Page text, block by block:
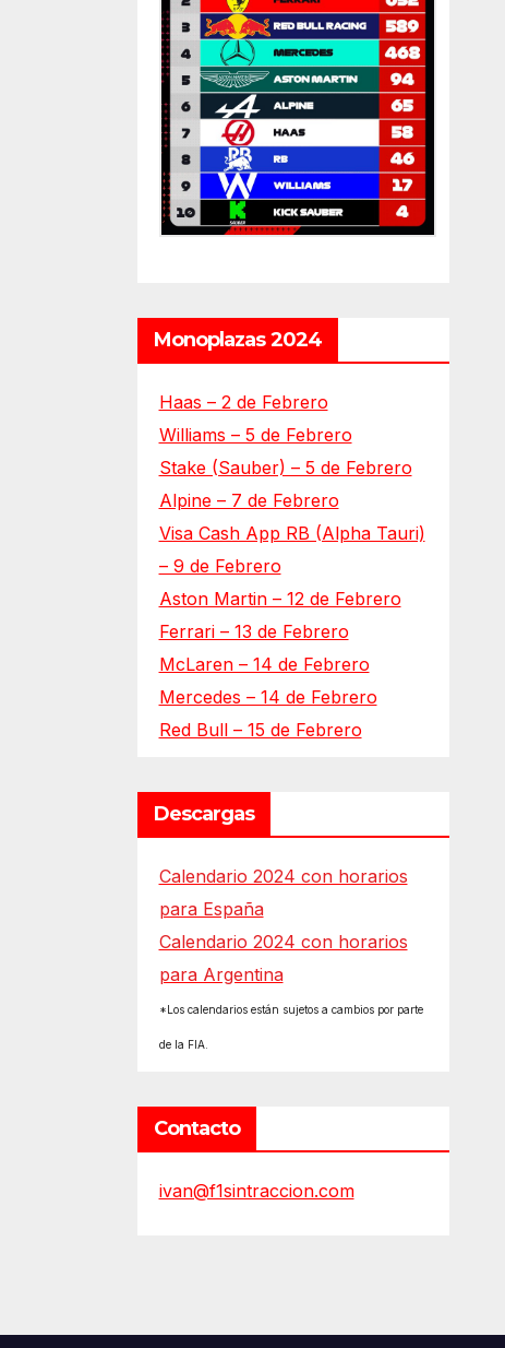
Monoplazas 2024
Haas – 2 de Febrero
Williams – 5 de Febrero
Stake (Sauber) – 5 de Febrero
Alpine – 7 de Febrero
Visa Cash App RB (Alpha Tauri)
– 9 de Febrero
Aston Martin – 12 de Febrero
Ferrari – 13 de Febrero
McLaren – 14 de Febrero
Mercedes – 14 de Febrero
Red Bull – 15 de Febrero
Descargas
Calendario 2024 con horarios
para España
Calendario 2024 con horarios
para Argentina
*Los calendarios están sujetos a cambios por parte
de la FIA.
Contacto
ivan@f1sintraccion.com